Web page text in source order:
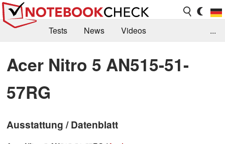
Tests News
Videos
Kaufberatung
Deals Suche
Jobs
Forum
...
Acer Nitro 5 AN515-51-
57RG
Ausstattung / Datenblatt